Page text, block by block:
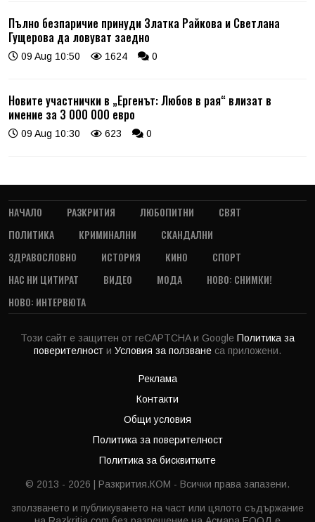
Пълно безпаричие принуди Златка Райкова и Светлана
Гущерова да ловуват заедно
09 Aug 10:50 1624 0
Новите участнички в „Ергенът: Любов в рая“ влизат в
имение за 3 000 000 евро
09 Aug 10:30 623 0
НАЧАЛО РАЗКРИТИЯ ЛЮБОПИТНИ
СВЯТ
ПОЛИТИКА
КРИМИНАЛНИ
СКАНДАЛНИ
ЗДРАВОСЛОВНО
ИСТОРИЯ КИНО
СПОРТ
НАС НИ ЦИТИРАТ
ВИДЕО МОДА
НОВО: СНИМКИ!
НОВО: ИНТЕРВЮТА
Този сайт е защитен от reCAPTCHA и Google Политика за
поверителност и Условия за ползване са приложени.
Реклама
Контакти
Общи условия
Политика за поверителност
Политика за бисквитките
© 2013 - 2026 | Разкрития.КОМ - Всички права запазени.
зползването и публикуването на част или цялото съдържание